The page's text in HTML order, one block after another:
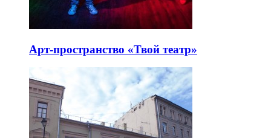
Арт-пространство «Твой театр»